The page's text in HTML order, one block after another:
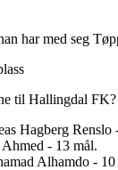
har med seg
til Hallingdal FK?
Hagberg Renslo
- 13 mål.
Alhamdo - 10